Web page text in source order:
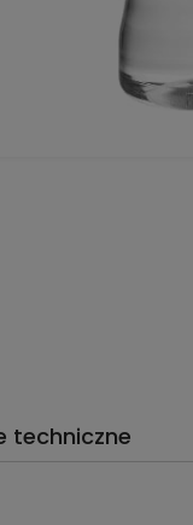
techniczne